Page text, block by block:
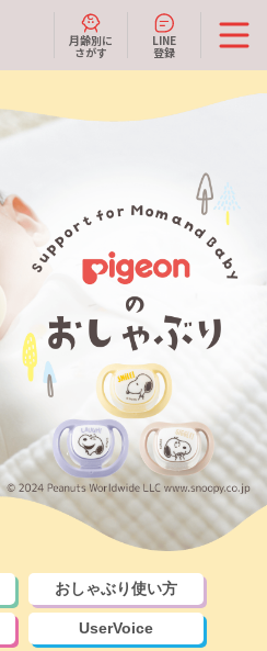
月齢別に
さがす
LINE
登録
おしゃぶり使い方
UserVoice